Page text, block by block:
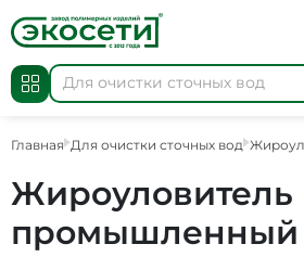
Главная Для очистки сточных вод
Жироуловитель
промышленный